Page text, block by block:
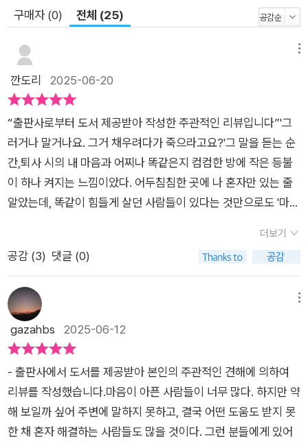
찾고, 삶을 안정화할 수 있도록 ‘컴포트 존’ 확보 방법을 모색한
다. 일상을 단순화하고 몸과 마음을 돌보는 법, 버티기의 중요성,
삶의 단맛을 찾는 법을 들려준다. 3부에서는 본격적으로 인생의
상승선에 올라타는 법을 상세히 소개한다. 불필요한 감정의 짐을
털고, 욕심과 허세를 덜어내고, 감사와 자기결정으로 자유로워지
며, 외로운 감정에 익숙해지는 법 또한 살핀다. 나아가 중년기를
버티는 슈퍼 울트라 마음 연료에 대해 집중 소개한다. 각 부마다
독자들이 직접 참여하고 인생에 대해 숙고해보는 ‘마음 체크’ 페
이지가 부속으로 담겼다. 사는 동안 어느 해는 풍작을 이루고, 어
느 해는 흉작이 들 것이다. 풍작일 때는 ‘이게 사는 거지’ 하며 기
겠다는 마음으로 지내다 보면, 인생 3분기를 잘 버티는 것은 물론
생애 황금기로 보낼 수 있을 것이다. 이 책에 당신 인생의 마스터
키를 단단하게 제련하고 벼리는 방법이 담겨 있다.
구매자 (0) 전체 (25)
깐도리 2025-06-20
“출판사로부터 도서 제공받아 작성한 주관적인 리뷰입니다”'그
러거나 말거나요. 그거 채우려다가 죽으라고요?'그 말을 듣는 순
간,퇴사 시의 내 마음과 어찌나 똑같은지 컴컴한 방에 작은 등불
이 하나 켜지는 느낌이았다. 어두침침한 곳에 나 혼자만 있는 줄
알았는데, 똑같이 힘들게 살던 사람들이 있다는 것만으로도 '마음
상이 가난하고 텅 빈 것이지만 멜랑콜리아에서는 자아 자체가 그
랗다.프로이트가 말한 '가난하고 텅 빈 자아'는 중년기 우울증의
특성과도 참 잘 들어맞는다. 자신이 믿어온 것, 사랑해 온 것, 가
치 있다고 여긴 것들의 의미가 감소하거나 심지어 사라짐으로써
'자아'라는 건축물이 크게 흔들린다. (-37-)진정한 자기 자신되
기, 중년기에 해야 할 너무도 중요한 심리적 과업이 아닐 수 없다.
다. 융 또한 중년기를 인생의 전환점으로 부르며 이 시기를 통해
더 깊은 자아 인식을 이루어야 한다고 말했다. (-115-)상승을 더
디게 하는 가장 무거운 짐은 욕심이다. 용어에서부터 무거움이 느
더보기
공감 (3) 댓글 (0)
gazahbs 2025-06-12
- 출판사에서 도서를 제공받아 본인의 주관적인 견해에 의하여
리뷰를 작성했습니다.​마음이 아픈 사람들이 너무 많다. 하지만 약
해 보일까 싶어 주변에 말하지 못하고, 결국 어떤 도움도 받지 못
한 채 혼자 해결하는 사람들도 많을 것이다. 그런 분들에게 있어